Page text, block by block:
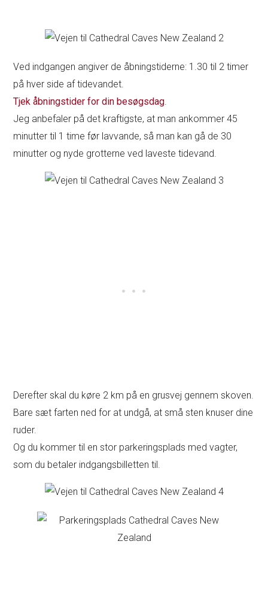
Ved indgangen angiver de åbningstiderne: 1.30 til 2 timer
på hver side af tidevandet.
Tjek åbningstider for din besøgsdag.
Jeg anbefaler på det kraftigste, at man ankommer 45
minutter til 1 time før lavvande, så man kan gå de 30
minutter og nyde grotterne ved laveste tidevand.
Derefter skal du køre 2 km på en grusvej gennem skoven.
Bare sæt farten ned for at undgå, at små sten knuser dine
ruder.
Og du kommer til en stor parkeringsplads med vagter,
som du betaler indgangsbilletten til.